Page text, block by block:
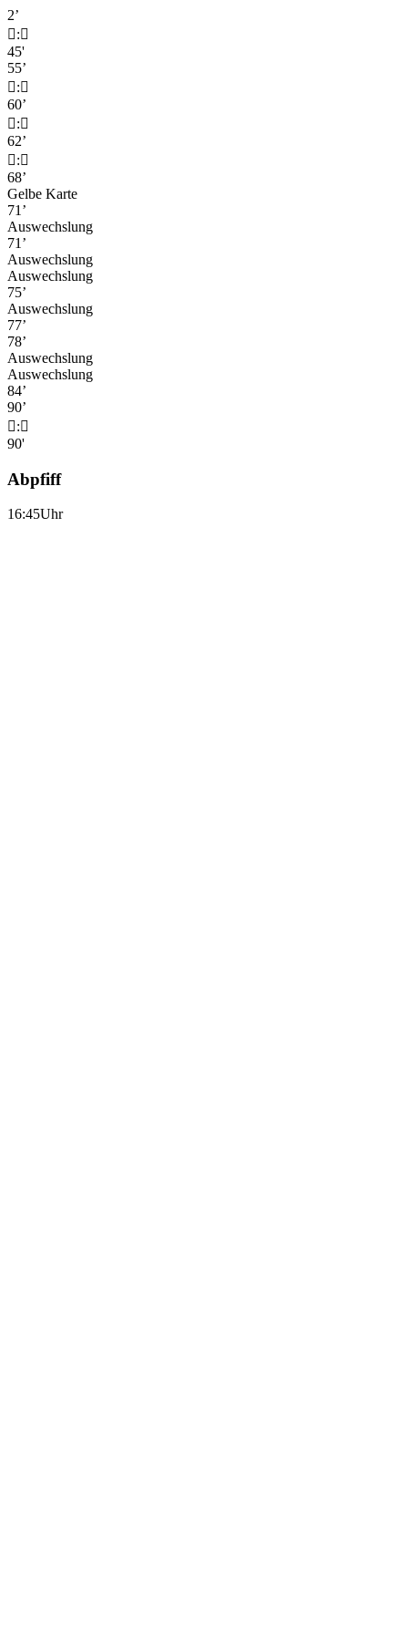
2’
:
45'
55’
:
60’
:
62’
:
68’
Gelbe Karte
71’
Auswechslung
71’
Auswechslung
Auswechslung
75’
Auswechslung
77’
78’
Auswechslung
Auswechslung
84’
90’
:
90'
Abpfiff
16:45Uhr